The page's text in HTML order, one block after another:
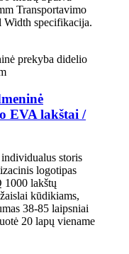
Transportavimo
Width specifikacija.
EVA lakštai /
storis
logotipas
1000 lakštų
kūdikiams,
38-85 laipsniai
20 lapų viename